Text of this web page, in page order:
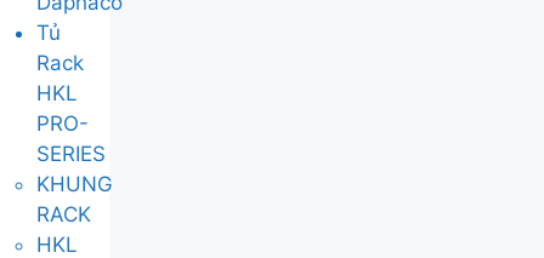
Tủ
Rack
HKL
PRO-
SERIES
KHUNG
RACK
HKL